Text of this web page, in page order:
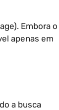
Embora o
apenas em
a busca